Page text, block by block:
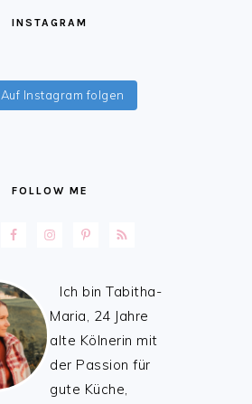
INSTAGRAM
Auf Instagram folgen
FOLLOW ME
Ich bin Tabitha-
Maria, 24 Jahre
alte Kölnerin mit
der Passion für
gute Küche,